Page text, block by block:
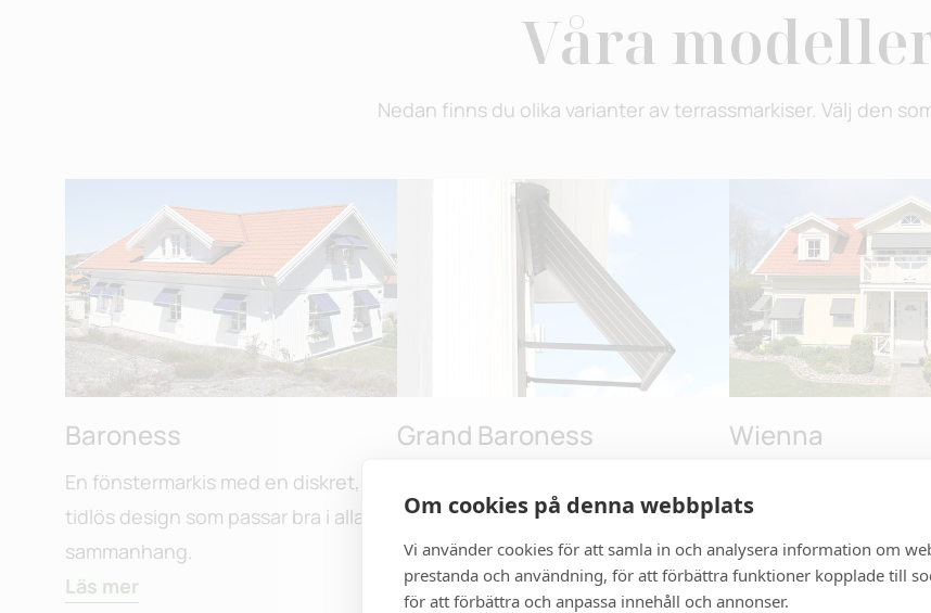
Om cookies på denna webbplats
Vi använder cookies för att samla in och analysera information om
prestanda och användning, för att förbättra funktioner kopplade till
för att förbättra och anpassa innehåll och annonser.
Våra
Nedan finns du olika varianter av terrassmarkiser. Välj den
Baroness
En fönstermarkis med en diskret,
tidlös design som passar bra i alla
sammanhang.
Läs mer
Grand Baroness
för medelstora och större fönster på
både villor och kontor.
Läs mer
Wienna
fönster och fönster-
meters bredd och till
Läs mer